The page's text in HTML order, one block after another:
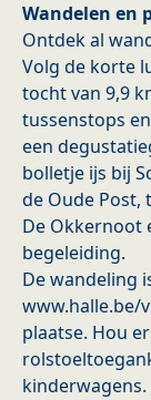
Wandelen en
Ontdek al
Volg de korte
tocht van 9,9
tussenstops
een
bolletje ijs bij
de Oude Post,
De Okkernoot
begeleiding.
De wandeling
www.halle.be/
plaatse. Hou
kinderwagens.